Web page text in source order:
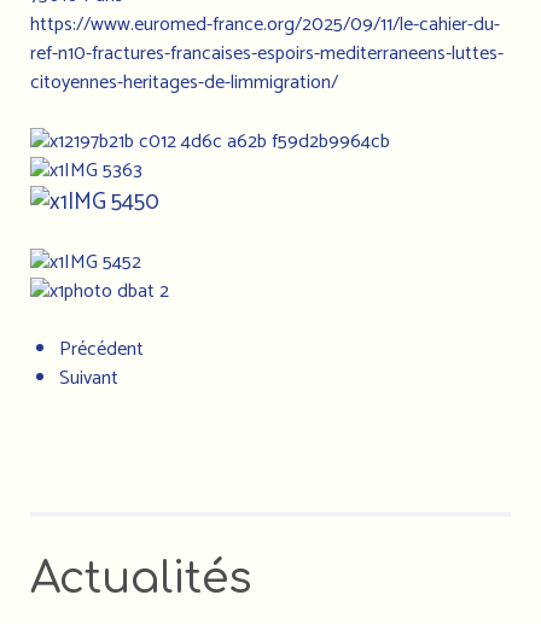
https://www.euromed-france.org/2025/09/11/le-cahier-du-
ref-n10-fractures-francaises-espoirs-mediterraneens-luttes-
citoyennes-heritages-de-limmigration/
Précédent
Suivant
Actualités